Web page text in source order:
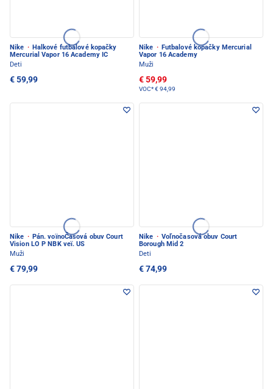
Nike · Halkové futbalové kopačky
Mercurial Vapor 16 Academy IC
Deti
€ 59,99
Nike · Futbalové kopačky Mercurial
Vapor 16 Academy
Muži
€ 59,99
VOC*€ 94,99
Nike · Pán. voïnoČasová obuv Court
Vision LO P NBK veï. US
Muži
€ 79,99
Nike · Voľnočasová obuv Court
Borough Mid 2
Deti
€ 74,99